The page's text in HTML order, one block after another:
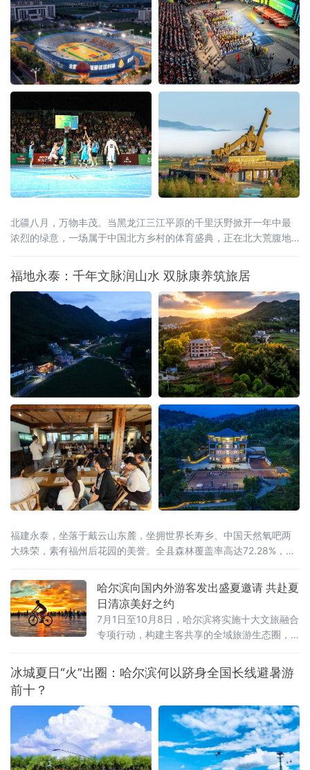
北疆八月，万物丰茂。当黑龙江三江平原的千里沃野掀开一年中最
浓烈的绿意，一场属于中国北方乡村的体育盛典，正在北大荒腹地
BA）北部大区赛，将在黑龙江省宝清县燃情启幕。这是村BA大区赛
的炽热季风首次吹度山海关，深入广袤的东北粮仓。届时，来自北
京、天津、河北、山西、内蒙古、辽宁、吉林、山东、新疆、黑龙
福地永泰：千年文脉润山水 双脉康养筑旅居
福建永泰，坐落于戴云山东麓，坐拥世界长寿乡、中国天然氧吧两
大殊荣，素有福州后花园的美誉。全县森林覆盖率高达72.28%，林
哈尔滨向国内外游客发出盛夏邀请 共赴夏
日清凉美好之约
7月1日至10月8日，哈尔滨将实施十大文旅融合
专项行动，构建主客共享的全域旅游生态圈，
冰城夏日“火”出圈：哈尔滨何以跻身全国长线避暑游
前十？